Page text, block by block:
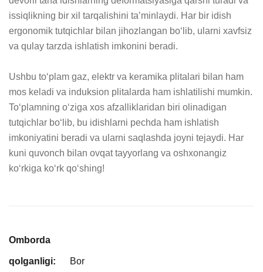
issiqlikning bir xil tarqalishini ta’minlaydi. Har bir idish
ergonomik tutqichlar bilan jihozlangan bo‘lib, ularni xavfsiz
va qulay tarzda ishlatish imkonini beradi.
Ushbu to‘plam gaz, elektr va keramika plitalari bilan ham
mos keladi va induksion plitalarda ham ishlatilishi mumkin.
To‘plamning o‘ziga xos afzalliklaridan biri olinadigan
tutqichlar bo‘lib, bu idishlarni pechda ham ishlatish
imkoniyatini beradi va ularni saqlashda joyni tejaydi. Har
kuni quvonch bilan ovqat tayyorlang va oshxonangiz
ko‘rkiga ko‘rk qo‘shing!
Omborda
qolganligi: Bor